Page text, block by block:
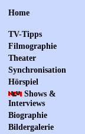
Home
TV-Tipps
Filmographie
Theater
Synchronisation
Hörspiel
Shows &
Interviews
Biographie
Bildergalerie